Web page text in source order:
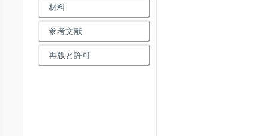
材料
参考文献
再版と許可